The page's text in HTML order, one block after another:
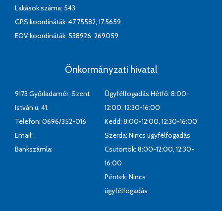
Lakások száma: 543
GPS koordináták: 47.75582, 17.5659
EOV koordináták: 538926, 269059
Önkormányzati hivatal
9173 Győrladamér, Szent
István u. 41.
Telefon: 0696/352-016
Email:
Bankszámla:
Ügyfélfogadás Hétfő: 8:00-
12:00, 12:30-16:00
Kedd: 8:00-12:00, 12:30-16:00
Szerda: Nincs ügyfélfogadás
Csütörtök: 8:00-12:00, 12:30-
16:00
Péntek: Nincs
ügyfélfogadás